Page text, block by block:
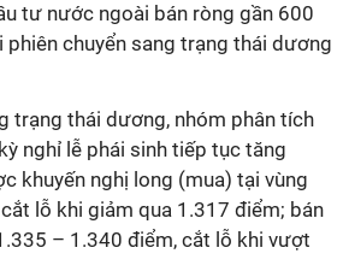
tư nước ngoài bán ròng gần 600
phiên chuyển sang trạng thái dương
trạng thái dương, nhóm phân tích
nghỉ lễ phái sinh tiếp tục tăng
khuyến nghị long (mua) tại vùng
lỗ khi giảm qua 1.317 điểm; bán
– 1.340 điểm, cắt lỗ khi vượt